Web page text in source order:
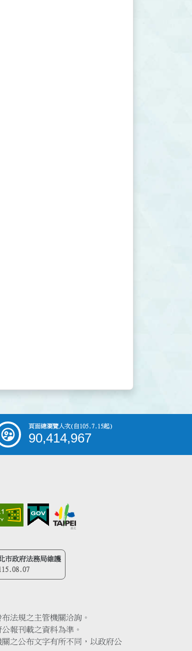
頁面總瀏覽人次(自105.7.15起)
90,414,967
市政府法務局維護
法規之主管機關洽詢。
報刊載之資料為準。
之公布文字有所不同，以政府公